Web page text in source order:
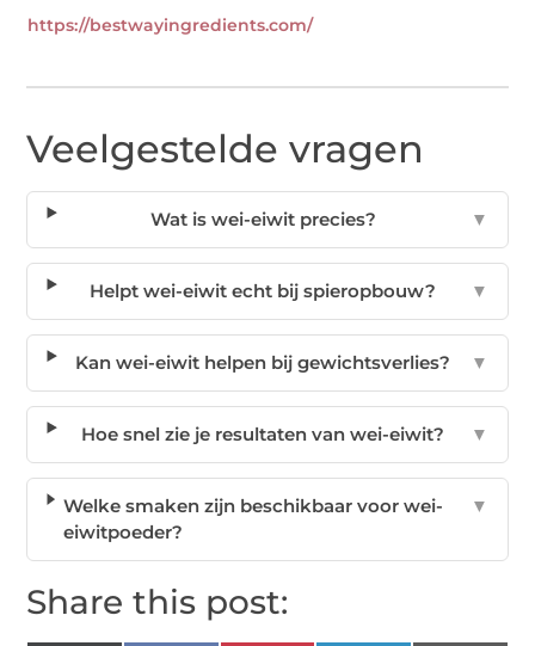
https://bestwayingredients.com/
Veelgestelde vragen
Wat is wei-eiwit precies? ▼
Helpt wei-eiwit echt bij spieropbouw? ▼
Kan wei-eiwit helpen bij gewichtsverlies? ▼
Hoe snel zie je resultaten van wei-eiwit? ▼
Welke smaken zijn beschikbaar voor wei-
eiwitpoeder?
▼
Share this post: